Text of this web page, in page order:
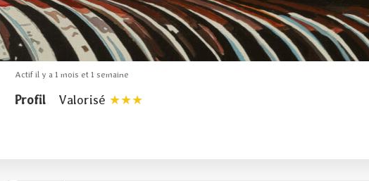
Actif il y a 1 mois et 1 semaine
Profil Valorisé